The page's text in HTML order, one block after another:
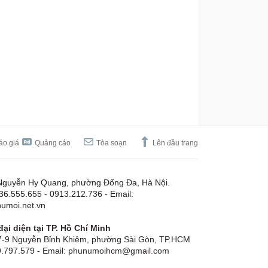
giá Quảng cáo Tòa soạn Lên đầu trang
Hy Quang, phường Đống Đa, Hà Nội.
- 0913.212.736 - Email:
diện tại TP. Hồ Chí Minh
9 Nguyễn Bỉnh Khiêm, phường Sài Gòn, TP.HCM
- Email: phunumoihcm@gmail.com